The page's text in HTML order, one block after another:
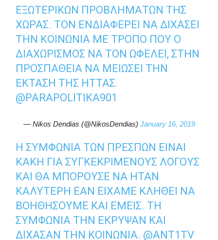
ΕΞΩΤΕΡΙΚΏΝ ΠΡΟΒΛΗΜΆΤΩΝ ΤΗΣ
ΧΏΡΑΣ. ΤΟΝ ΕΝΔΙΑΦΈΡΕΙ ΝΑ ΔΙΧΆΣΕΙ
ΤΗΝ ΚΟΙΝΩΝΊΑ ΜΕ ΤΡΌΠΟ ΠΟΥ Ο
ΔΙΑΧΩΡΙΣΜΌΣ ΝΑ ΤΟΝ ΩΦΕΛΕΊ, ΣΤΗΝ
ΠΡΟΣΠΆΘΕΙΑ ΝΑ ΜΕΙΏΣΕΙ ΤΗΝ
ΈΚΤΑΣΗ ΤΗΣ ΉΤΤΑΣ.
@PARAPOLITIKA901
— Nikos Dendias (@NikosDendias) January 16, 2019
Η ΣΥΜΦΩΝΊΑ ΤΩΝ ΠΡΕΣΠΏΝ ΕΊΝΑΙ
ΚΑΚΉ ΓΙΑ ΣΥΓΚΕΚΡΙΜΈΝΟΥΣ ΛΌΓΟΥΣ
ΚΑΙ ΘΑ ΜΠΟΡΟΎΣΕ ΝΑ ΉΤΑΝ
ΚΑΛΎΤΕΡΗ ΕΆΝ ΕΊΧΑΜΕ ΚΛΗΘΕΊ ΝΑ
ΒΟΗΘΉΣΟΥΜΕ ΚΑΙ ΕΜΕΊΣ. ΤΗ
ΣΥΜΦΩΝΊΑ ΤΗΝ ΈΚΡΥΨΑΝ ΚΑΙ
ΔΊΧΑΣΑΝ ΤΗΝ ΚΟΙΝΩΝΊΑ. @ANT1TV